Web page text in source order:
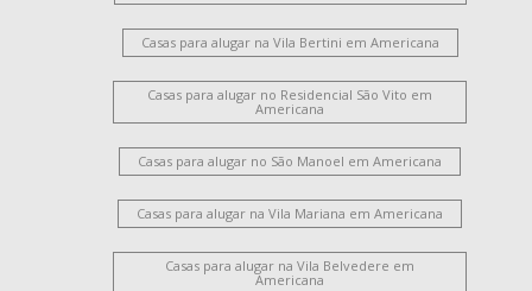
Casas para alugar na Vila Bertini em Americana
Casas para alugar no Residencial São Vito em
Americana
Casas para alugar no São Manoel em Americana
Casas para alugar na Vila Mariana em Americana
Casas para alugar na Vila Belvedere em
Americana